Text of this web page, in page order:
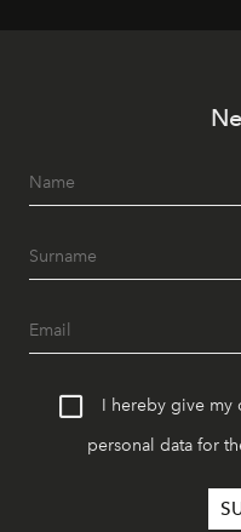
I hereby give my
personal data for